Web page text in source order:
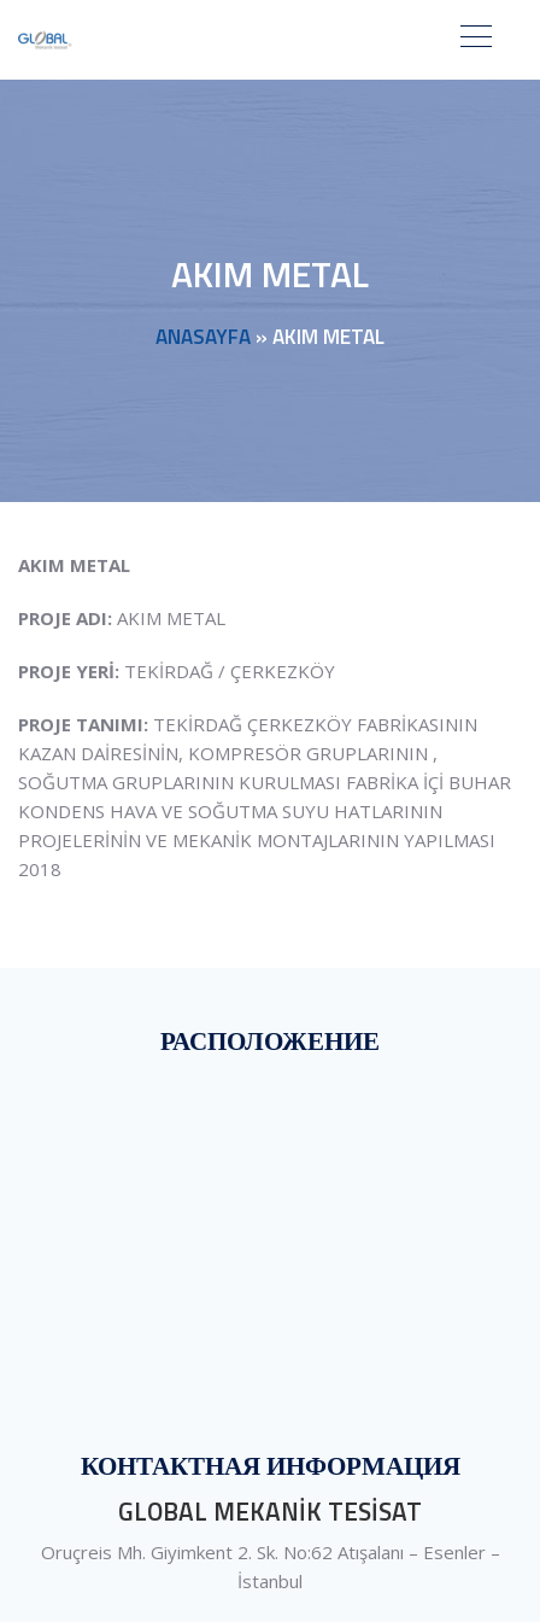
AKIM METAL
ANASAYFA»AKIM METAL
AKIM METAL
PROJE ADI: AKIM METAL
PROJE YERİ: TEKİRDAĞ / ÇERKEZKÖY
PROJE TANIMI: TEKİRDAĞ ÇERKEZKÖY FABRİKASININ
KAZAN DAİRESİNİN, KOMPRESÖR GRUPLARININ ,
SOĞUTMA GRUPLARININ KURULMASI FABRİKA İÇİ BUHAR
KONDENS HAVA VE SOĞUTMA SUYU HATLARININ
PROJELERİNİN VE MEKANİK MONTAJLARININ YAPILMASI
2018
РАСПОЛОЖЕНИЕ
КОНТАКТНАЯ ИНФОРМАЦИЯ
GLOBAL MEKANİK TESİSAT
Oruçreis Mh. Giyimkent 2. Sk. No:62 Atışalanı – Esenler –
İstanbul